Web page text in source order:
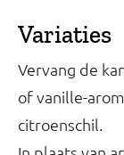
Variaties
Vervang de
of vanille-
citroenschil.